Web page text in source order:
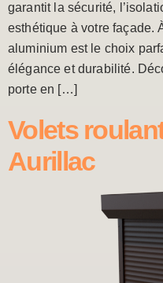
garantit la sécurité,
esthétique à votre façade.
aluminium est le choix
élégance et durabilité.
porte en […]
Volets
Aurillac